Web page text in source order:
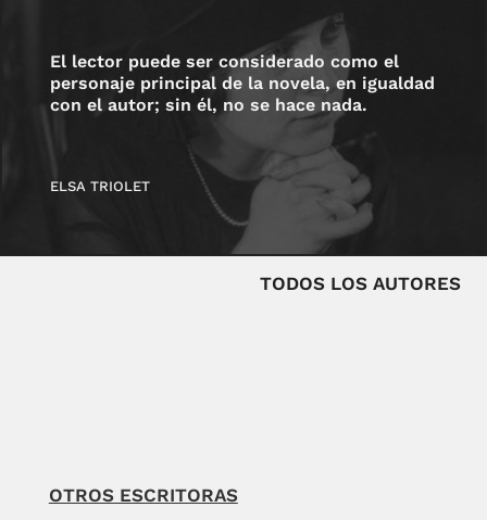
El lector puede ser considerado como el
personaje principal de la novela, en igualdad
con el autor; sin él, no se hace nada.
ELSA TRIOLET
TODOS LOS AUTORES
OTROS ESCRITORAS